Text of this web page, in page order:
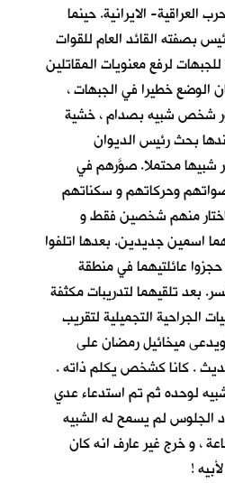
العراقية- الايرانية. حينما
بصفته القائد العام للقوات
لرفع معنويات المقاتلين
الوضع خطيرا في الجبهات ،
شخص شبيه بصدام ، خشية
بحث رئيس الديوان
شبيها محتملا. صوَّرهم في
وحركاتهم و سكناتهم
منهم شخصين فقط و
اسمين جديدين. بعدها اتلفوا
عائلتيهما في منطقة
بعد تلقيهما لتدريبات مكثفة
الجراحية التجميلية لتقريب
ويدعى ميخائيل رمضان على
. كانا كشخص يكلم ذاته .
لوحده ثم تم استدعاء عدي
الجلوس لم يسمح له الشبيه
، و خرج غير عارف انه كان
!